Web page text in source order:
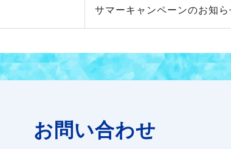
サマーキャンペーンのお知
お問い合わせ